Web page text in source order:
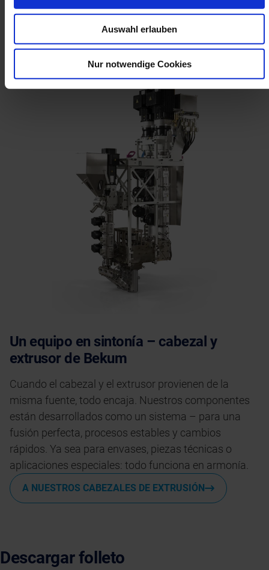
Auswahl erlauben
Nur notwendige Cookies
aplicación. Amortización rápida – eficiencia a largo
IR A LA PÁGINA DE RETROFIT
Un equipo en sintonía – cabezal y
extrusor de Bekum
Cuando el cabezal y el extrusor provienen de la
misma fuente, todo encaja. Nuestros componentes
están desarrollados como un sistema – para una
fusión perfecta, procesos estables y cambios
rápidos. Ya sea para envases, piezas técnicas o
aplicaciones especiales: todo funciona en armonía.
A NUESTROS CABEZALES DE EXTRUSIÓN
Descargar folleto